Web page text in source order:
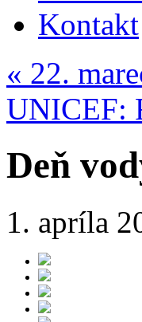
Kontakt
« 22.
UNICEF:
Deň
1. apríla